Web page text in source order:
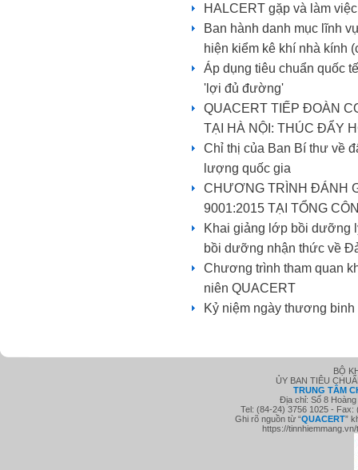
HALCERT gặp và làm
Ban hành danh mục lĩnh
hiện kiểm kê khí nhà kính
Áp dụng tiêu chuẩn quốc
'lợi đủ đường'
QUACERT TIẾP ĐOÀN
TẠI HÀ NỘI: THÚC ĐẨY
Chỉ thị của Ban Bí thư về
lượng quốc gia
CHƯƠNG TRÌNH ĐÁNH
9001:2015 TẠI TỔNG
Khai giảng lớp bồi dưỡng
bồi dưỡng nhận thức về
Chương trình tham quan
niên QUACERT
Kỷ niệm ngày thương binh
BỘ
ỦY BAN TIÊU
TRUNG TÂM
Địa chỉ: Số 8
Tel: (84-24) 3756 1025 -
Ghi rõ nguồn từ “QUACERT”
https://